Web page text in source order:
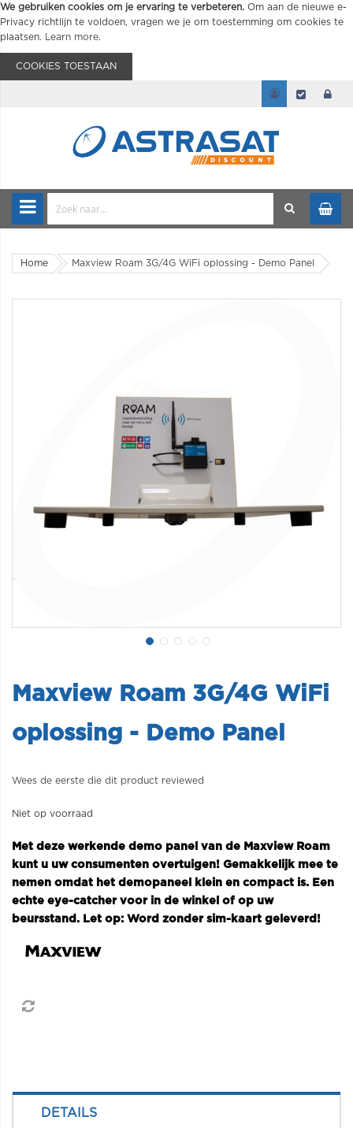
We gebruiken cookies om je ervaring te verbeteren. Om aan de nieuwe e-
Privacy richtlijn te voldoen, vragen we je om toestemming om cookies te
plaatsen.
Learn more.
COOKIES TOESTAAN
Home Maxview Roam 3G/4G WiFi oplossing - Demo Panel
Maxview Roam 3G/4G WiFi
oplossing - Demo Panel
Wees de eerste die dit product reviewed
Niet op voorraad
Met deze werkende demo panel van de Maxview Roam
kunt u uw consumenten overtuigen! Gemakkelijk mee te
nemen omdat het demopaneel klein en compact is. Een
echte eye-catcher voor in de winkel of op uw
beursstand. Let op: Word zonder sim-kaart geleverd!
DETAILS